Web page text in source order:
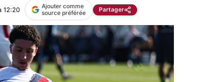
12:20
Ajouter comme
source préférée
Partager